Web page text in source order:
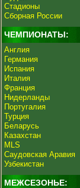
Стадионы
Сборная России
ЧЕМПИОНАТЫ:
Англия
Германия
Испания
Италия
Франция
Нидерланды
Португалия
Турция
Беларусь
Казахстан
MLS
Саудовская Аравия
Узбекистан
МЕЖСЕЗОНЬЕ: